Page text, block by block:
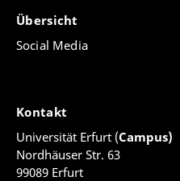
Übersicht
Social Media
Kontakt
Universität Erfurt (Campus)
Nordhäuser Str. 63
99089 Erfurt